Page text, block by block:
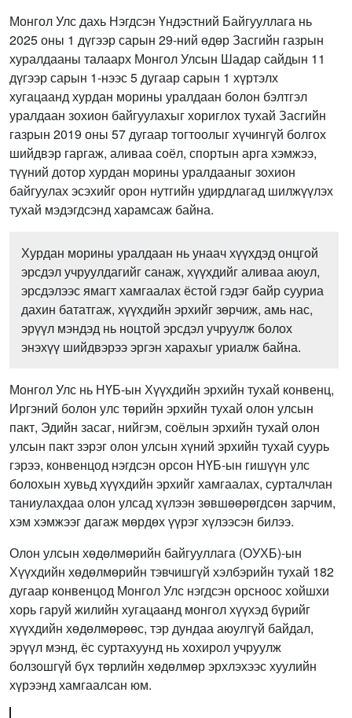
Монгол Улс дахь Нэгдсэн Үндэстний Байгууллага нь
2025 оны 1 дүгээр сарын 29-ний өдөр Засгийн газрын
хуралдааны талаарх Монгол Улсын Шадар сайдын 11
дүгээр сарын 1-нээс 5 дугаар сарын 1 хүртэлх
хугацаанд хурдан морины уралдаан болон бэлтгэл
уралдаан зохион байгуулахыг хориглох тухай Засгийн
газрын 2019 оны 57 дугаар тогтоолыг хүчингүй болгох
шийдвэр гаргаж, аливаа соёл, спортын арга хэмжээ,
түүний дотор хурдан морины уралдааныг зохион
байгуулах эсэхийг орон нутгийн удирдлагад шилжүүлэх
тухай мэдэгдсэнд харамсаж байна.
Хурдан морины уралдаан нь унаач хүүхдэд онцгой
эрсдэл учруулдагийг санаж, хүүхдийг аливаа аюул,
эрсдэлээс ямагт хамгаалах ёстой гэдэг байр сууриа
дахин бататгаж, хүүхдийн эрхийг зөрчиж, амь нас,
эрүүл мэндэд нь ноцтой эрсдэл учруулж болох
энэхүү шийдвэрээ эргэн харахыг уриалж байна.
Монгол Улс нь НҮБ-ын Хүүхдийн эрхийн тухай конвенц,
Иргэний болон улс төрийн эрхийн тухай олон улсын
пакт, Эдийн засаг, нийгэм, соёлын эрхийн тухай олон
улсын пакт зэрэг олон улсын хүний эрхийн тухай суурь
гэрээ, конвенцод нэгдсэн орсон НҮБ-ын гишүүн улс
болохын хувьд хүүхдийн эрхийг хамгаалах, сурталчлан
таниулахдаа олон улсад хүлээн зөвшөөрөгдсөн зарчим,
хэм хэмжээг дагаж мөрдөх үүрэг хүлээсэн билээ.
Олон улсын хөдөлмөрийн байгууллага (ОУХБ)-ын
Хүүхдийн хөдөлмөрийн тэвчишгүй хэлбэрийн тухай 182
дугаар конвенцод Монгол Улс нэгдсэн орсноос хойшхи
хорь гаруй жилийн хугацаанд монгол хүүхэд бүрийг
хүүхдийн хөдөлмөрөөс, тэр дундаа аюулгүй байдал,
эрүүл мэнд, ёс суртахуунд нь хохирол учруулж
болзошгүй бүх төрлийн хөдөлмөр эрхлэхээс хуулийн
хүрээнд хамгаалсан юм.